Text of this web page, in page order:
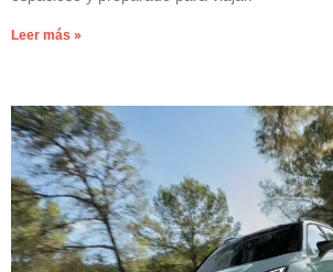
Leer más »